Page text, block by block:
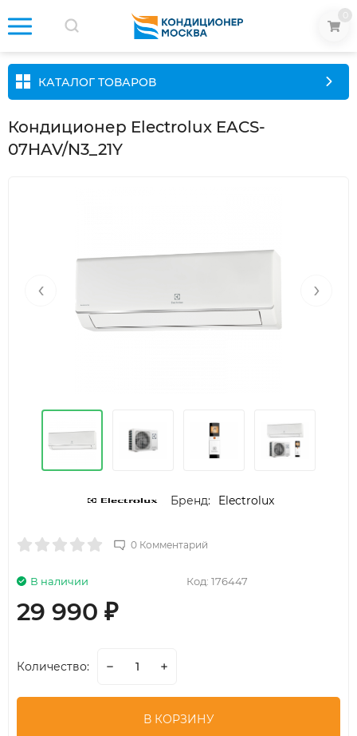
КАТАЛОГ ТОВАРОВ
Кондиционер Electrolux EACS-
07HAV/N3_21Y
‹ ›
Бренд: Electrolux
0 Комментарий
Код: 176447
В наличии
29 990 ₽
Количество:
В КОРЗИНУ